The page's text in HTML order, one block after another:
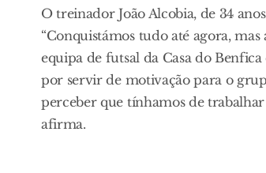
O treinador João Alcobia, de 34
“Conquistámos tudo até agora,
equipa de futsal da Casa do
por servir de motivação para o
perceber que tínhamos de
afirma.